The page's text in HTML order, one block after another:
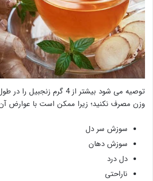
توصیه می شود بیشتر از 4 گرم
وزن مصرف نکنید؛ زیرا ممکن است با عوارض
سوزش سر دل
سوزش دهان
دل درد
ناراحتی